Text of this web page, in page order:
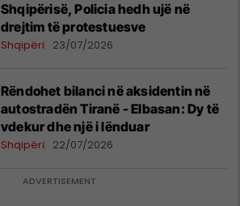
Shqipërisë, Policia hedh ujë në
drejtim të protestuesve
Shqipëri 23/07/2026
​Rëndohet bilanci në aksidentin në
autostradën Tiranë - Elbasan: Dy të
vdekur dhe një i lënduar
Shqipëri 22/07/2026